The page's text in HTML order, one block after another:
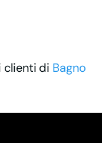
clienti di Bagno